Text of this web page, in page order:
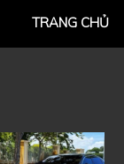
TRANG CHỦ